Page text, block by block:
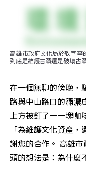
高雄市政府文化局於敬字亭
到底是維護古蹟還是破壞古
在一個無聊的傍晚，
路與中山路口的瀰濃
上方被釘了一一塊咖
「為維護文化資產
謝您的合作。 高雄
頭的想法是：為什麼